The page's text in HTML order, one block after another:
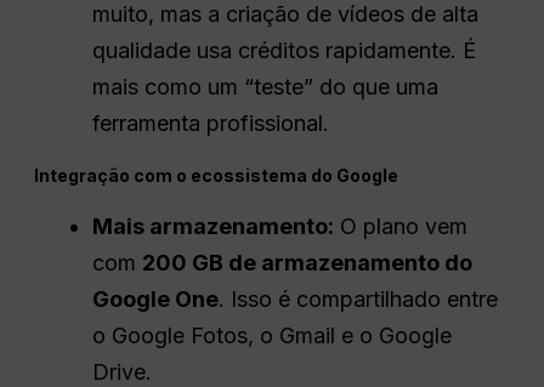
muito, mas a criação de vídeos de alta
qualidade usa créditos rapidamente. É
mais como um “teste” do que uma
ferramenta profissional.
Integração com o ecossistema do Google
Mais armazenamento: O plano vem
com 200 GB de armazenamento do
Google One. Isso é compartilhado entre
o Google Fotos, o Gmail e o Google
Drive.